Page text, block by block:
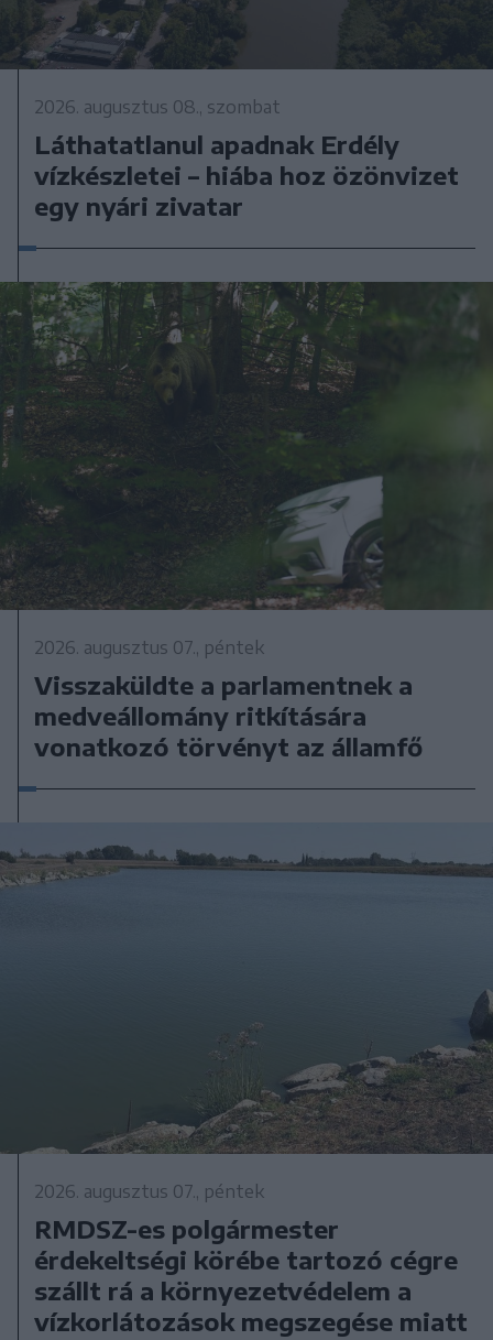
2026. augusztus 08., szombat
Láthatatlanul apadnak Erdély
vízkészletei – hiába hoz özönvizet
egy nyári zivatar
2026. augusztus 07., péntek
Visszaküldte a parlamentnek a
medveállomány ritkítására
vonatkozó törvényt az államfő
2026. augusztus 07., péntek
RMDSZ-es polgármester
érdekeltségi körébe tartozó cégre
szállt rá a környezetvédelem a
vízkorlátozások megszegése miatt